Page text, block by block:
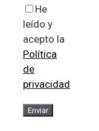
He
leído y
acepto la
Política
de
privacidad